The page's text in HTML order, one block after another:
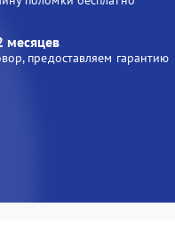
месяцев
предоставляем гарантию